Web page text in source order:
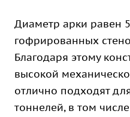
Диаметр арки равен
гофрированных
Благодаря этому
высокой
отлично подходят
тоннелей, в том